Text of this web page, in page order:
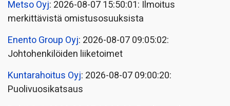
Metso Oyj: 2026-08-07 15:50:01: Ilmoitus
merkittävistä omistusosuuksista
Enento Group Oyj: 2026-08-07 09:05:02:
Johtohenkilöiden liiketoimet
Kuntarahoitus Oyj: 2026-08-07 09:00:20:
Puolivuosikatsaus